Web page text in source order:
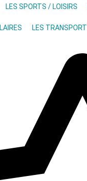
LES SPORTS / LOISIRS
LES